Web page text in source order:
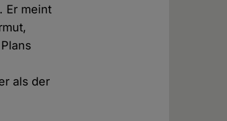
Er meint
als der